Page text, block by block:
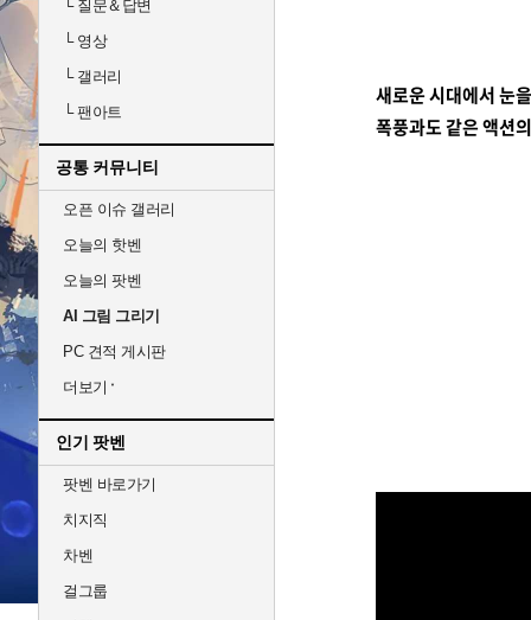
└질문＆답변
└영상
└갤러리
└팬아트
공통 커뮤니티
오픈 이슈 갤러리
오늘의 핫벤
오늘의 팟벤
AI 그림 그리기
PC 견적 게시판
더보기
인기 팟벤
팟벤 바로가기
치지직
차벤
걸그룹
새로운 시대에서 눈
폭풍과도 같은 액션